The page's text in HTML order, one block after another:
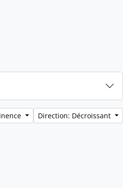
Direction: Décroissant